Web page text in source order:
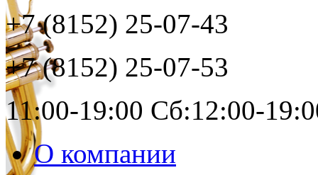
+7 (8152) 25-07-43
+7 (8152) 25-07-53
11:00-19:00 Сб:12:00-
О компании